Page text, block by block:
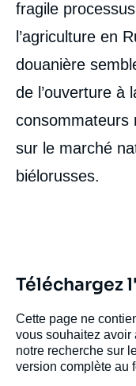
fragile
l’agriculture en
douanière
de l’ouverture à
consommateurs
sur le marché
biélorusses.
Téléchargez
Cette page ne
vous souhaitez avoir
notre recherche sur
version complète au